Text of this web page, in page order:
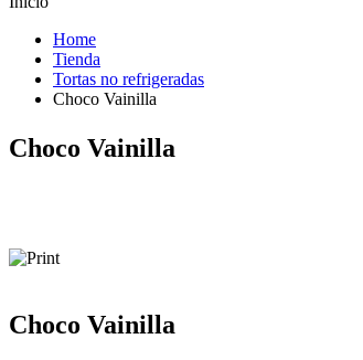
Home
Tienda
Tortas no refrigeradas
Choco Vainilla
Choco Vainilla
Choco Vainilla